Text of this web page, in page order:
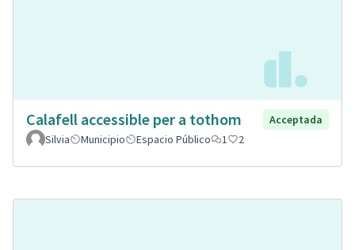
Calafell accessible per a tothom
Acceptada
Silvia
Municipio Espacio Público 1 2